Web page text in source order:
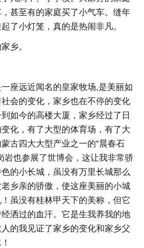
甚至有的家庭买了小气车。缝年
了小灯笼，真的是热闹非凡。
乡。
座远近闻名的皇家牧场,是美丽如
会的变化，家乡也在不停的变化
如今的高楼大厦，家乡经过了日
化，有了大型的体育场，有了大
古四大大型产业之一的“晨春石
岩也参展了世博会，这让我非常骄
的小长城，虽没有万里长城那么
乡亲的骄傲，使这座美丽的小城
虽没有桂林甲天下的美称，但它
洒过的血汗。它是生我养我的地
的我见证了家乡的变化和家乡父